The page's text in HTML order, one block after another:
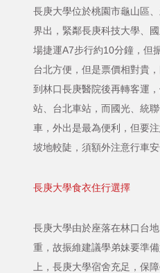
長庚大學位於桃園市龜山區
界出，緊鄰長庚科技大學、
場捷運A7步行約10分鐘，但
台北方便，但是票價相對貴
到林口長庚醫院後再轉客運
站、台北車站，而國光、統
車，外出是最為便利，但要
坡地較陡，須額外注意行車安
長庚大學食衣住行選擇
長庚大學由於座落在林口台
重，故振維建議學弟妹要準
上，長庚大學宿舍充足，保